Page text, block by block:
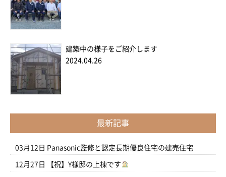
建築中の様子をご紹介します
2024.04.26
最新記事
03月12日 Panasonic監修と認定長期優良住宅の建売住宅
12月27日 【祝】Y様邸の上棟です